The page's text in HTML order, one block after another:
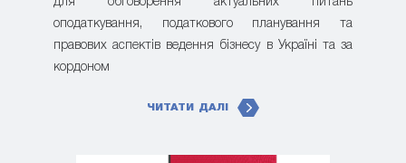
для обговорення актуальних питань
оподаткування, податкового планування та
правових аспектів ведення бізнесу в Україні та за
кордоном
ЧИТАТИ ДАЛІ